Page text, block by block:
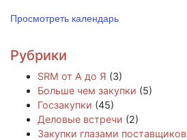
Просмотреть календарь
Рубрики
SRM от А до Я (3)
Больше чем закупки (5)
Госзакупки (45)
Деловые встречи (2)
Закупки глазами поставщиков